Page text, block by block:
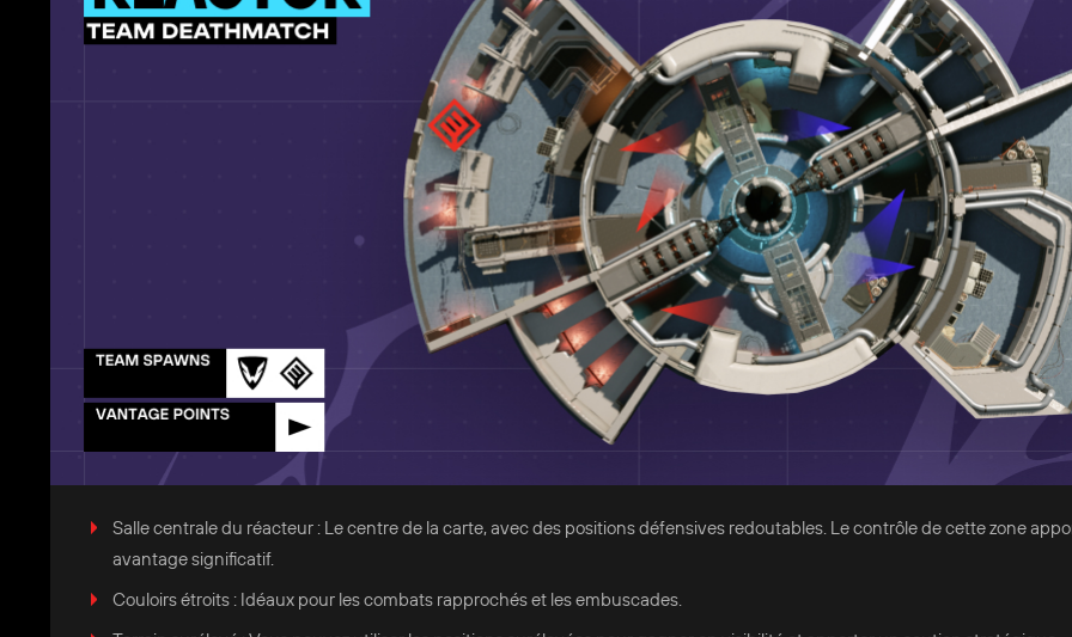
Salle centrale du réacteur : Le centre de la carte, avec des positions défensives redoutables. Le contrôle de cette zone
avantage significatif.
Couloirs étroits : Idéaux pour les combats rapprochés et les embuscades.